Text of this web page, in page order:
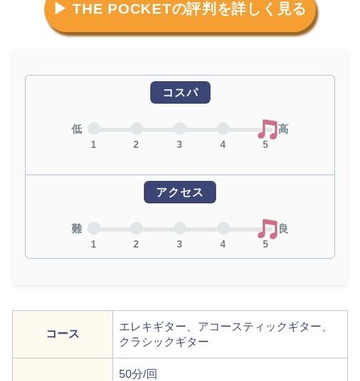
▶ THE POCKETの評判を詳しく見る
コスパ
低
1 2 3 4 5
高
アクセス
難
1 2 3 4 5
良
コース
エレキギター、アコースティックギター、
クラシックギター
50分/回